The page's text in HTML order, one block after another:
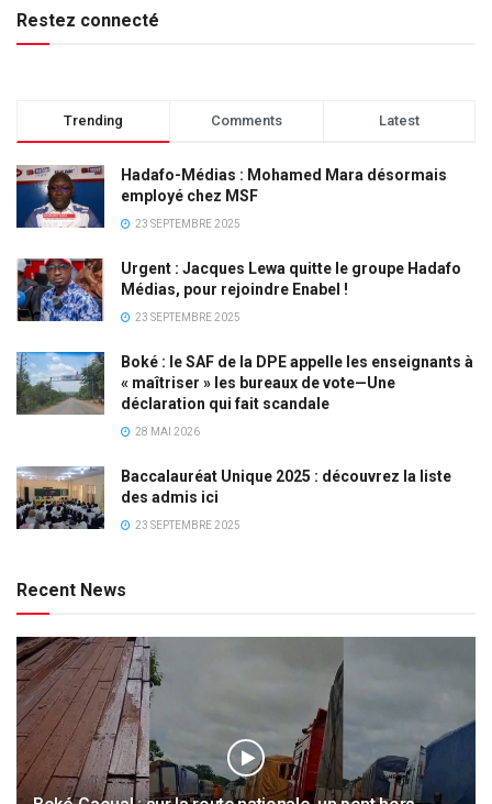
Restez connecté
Trending Comments Latest
Hadafo-Médias : Mohamed Mara désormais
employé chez MSF
23 SEPTEMBRE 2025
Urgent : Jacques Lewa quitte le groupe Hadafo
Médias, pour rejoindre Enabel !
23 SEPTEMBRE 2025
Boké : le SAF de la DPE appelle les enseignants à
« maîtriser » les bureaux de vote—Une
déclaration qui fait scandale
28 MAI 2026
Baccalauréat Unique 2025 : découvrez la liste
des admis ici
23 SEPTEMBRE 2025
Recent News